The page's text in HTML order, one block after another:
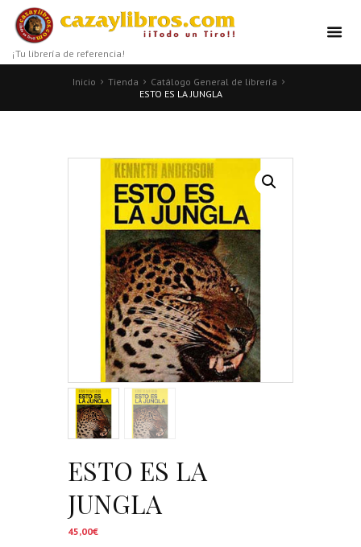
¡Tu librería de referencia!
Inicio Tienda
Catálogo General de librería
ESTO ES LA JUNGLA
ESTO ES LA
JUNGLA
45,00€